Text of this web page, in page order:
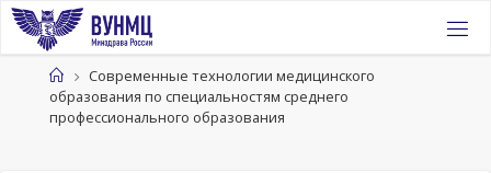
Перейти
содержимому
ГлавнаяСовременные технологии медицинского
образования по специальностям среднего
профессионального образования